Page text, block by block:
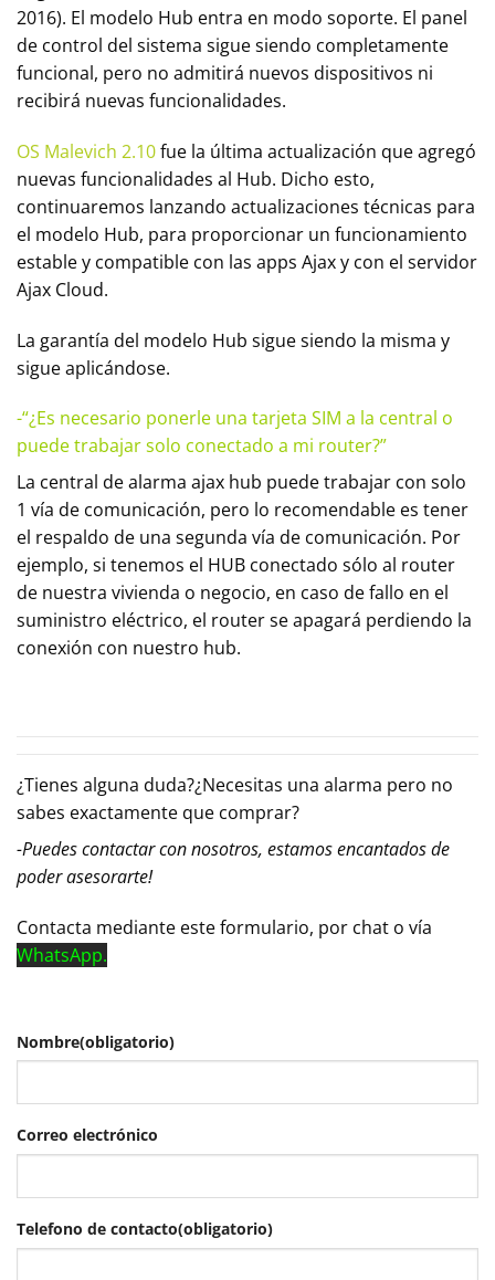
2016). El modelo Hub entra en modo soporte. El panel
de control del sistema sigue siendo completamente
funcional, pero no admitirá nuevos dispositivos ni
recibirá nuevas funcionalidades.
OS Malevich 2.10fue la última actualización que agregó
nuevas funcionalidades al Hub. Dicho esto,
continuaremos lanzando actualizaciones técnicas para
el modelo Hub, para proporcionar un funcionamiento
estable y compatible con las apps Ajax y con el servidor
Ajax Cloud.
La garantía del modelo Hub sigue siendo la misma y
sigue aplicándose.
-“¿Es necesario ponerle una tarjeta SIM a la central o
puede trabajar solo conectado a mi router?”
La central de alarma ajax hub puede trabajar con solo
1 vía de comunicación, pero lo recomendable es tener
el respaldo de una segunda vía de comunicación. Por
ejemplo, si tenemos el HUB conectado sólo al router
de nuestra vivienda o negocio, en caso de fallo en el
suministro eléctrico, el router se apagará perdiendo la
conexión con nuestro hub.
¿Tienes alguna duda?¿Necesitas una alarma pero no
sabes exactamente que comprar?
-Puedes contactar con nosotros, estamos encantados de
poder asesorarte!
Contacta mediante este formulario, por chat o vía
WhatsApp.
Nombre(obligatorio)
Correo electrónico
Telefono de contacto(obligatorio)